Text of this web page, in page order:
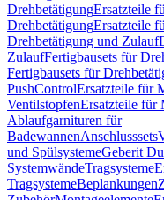
DrehbetätigungErsatzteile
DrehbetätigungErsatzteile
Drehbetätigung und Zulauf
ZulaufFertigbausets für
Fertigbausets für
PushControlErsatzteile für
VentilstopfenErsatzteile für
Ablaufgarnituren für
BadewannenAnschlusssets
und SpülsystemeGeberit
SystemwändeTragsysteme
TragsystemeBeplankungen